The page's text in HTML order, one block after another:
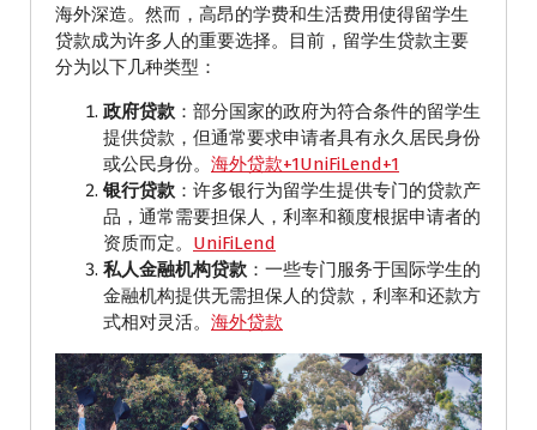
海外深造。​然而，高昂的学费和生活费用使得留学生
贷款成为许多人的重要选择。​目前，留学生贷款主要
分为以下几种类型：​
政府贷款 ：​部分国家的政府为符合条件的留学生
提供贷款，但通常要求申请者具有永久居民身份
或公民身份。​ 海外贷款+1UniFiLend+1
银行贷款 ：​许多银行为留学生提供专门的贷款产
品，通常需要担保人，利率和额度根据申请者的
资质而定。​ UniFiLend
私人金融机构贷款 ：​一些专门服务于国际学生的
金融机构提供无需担保人的贷款，利率和还款方
式相对灵活。​ 海外贷款